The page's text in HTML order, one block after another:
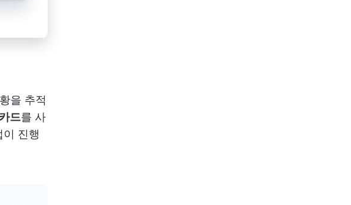
을 추적
드를 사
진행